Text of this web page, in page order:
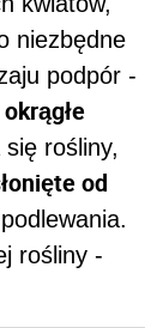
niezbędne
podpór -
rośliny,
od
rośliny -